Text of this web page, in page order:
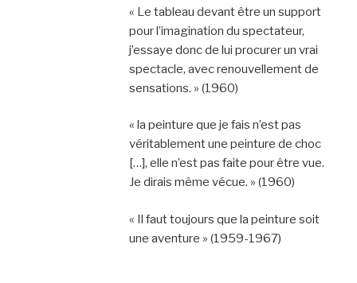
« Le tableau devant être un support
pour l’imagination du spectateur,
j’essaye donc de lui procurer un vrai
spectacle, avec renouvellement de
sensations. » (1960)
« la peinture que je fais n’est pas
véritablement une peinture de choc
[…], elle n’est pas faite pour être vue.
Je dirais même vécue. » (1960)
« Il faut toujours que la peinture soit
une aventure » (1959-1967)